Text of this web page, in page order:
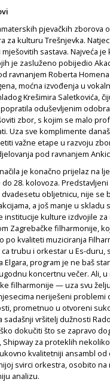
pjevačkih zborova
za kulturu Trešnjevka.
sastava. Najveća
je zasluženo pobijedio
ravnanjem Roberta
moćna izvođenja u
Krešimira Saletkovića,
oduševljenim
zbor, s kojim se malo
Uza sve komplimente
važne etape u razvoju
pod ravnanjem
je konačno prijelaz na
28. kolovoza.
obljetnicu, nije se
a još manje u
institucije kulture izdvojile
Zagrebačke filharmonije,
po kvaliteti muziciranja
trubu i orkestar u Es-
Elgara, program je ne baš
koncertnu večer. Ali,
filharmonije — uza svu
neriješeni
prometnuo u otvoreni
vršitelj dužnosti
dokučiti što se zapravo
Shipway za proteklih
kvalitetniji ansambl
svirci orkestra, osobito
analizu.